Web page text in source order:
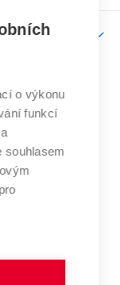
o výkonu
funkcí
souhlasem